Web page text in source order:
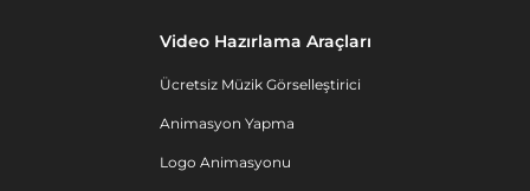
Video Hazırlama Araçları
Ücretsiz Müzik Görselleştirici
Animasyon Yapma
Logo Animasyonu